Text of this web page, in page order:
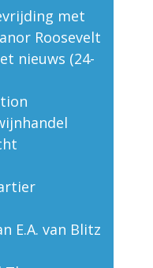
met
Roosevelt
nieuws (24-
E.A. van Blitz